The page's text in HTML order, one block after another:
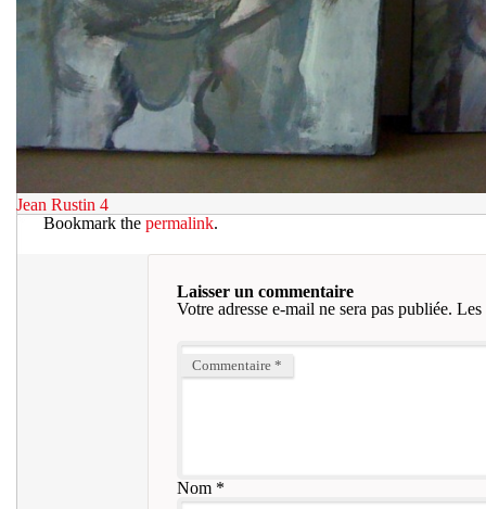
Jean Rustin 4
Bookmark the permalink.
Laisser un commentaire
Votre adresse e-mail ne sera pas publiée. Les
Commentaire *
Nom*